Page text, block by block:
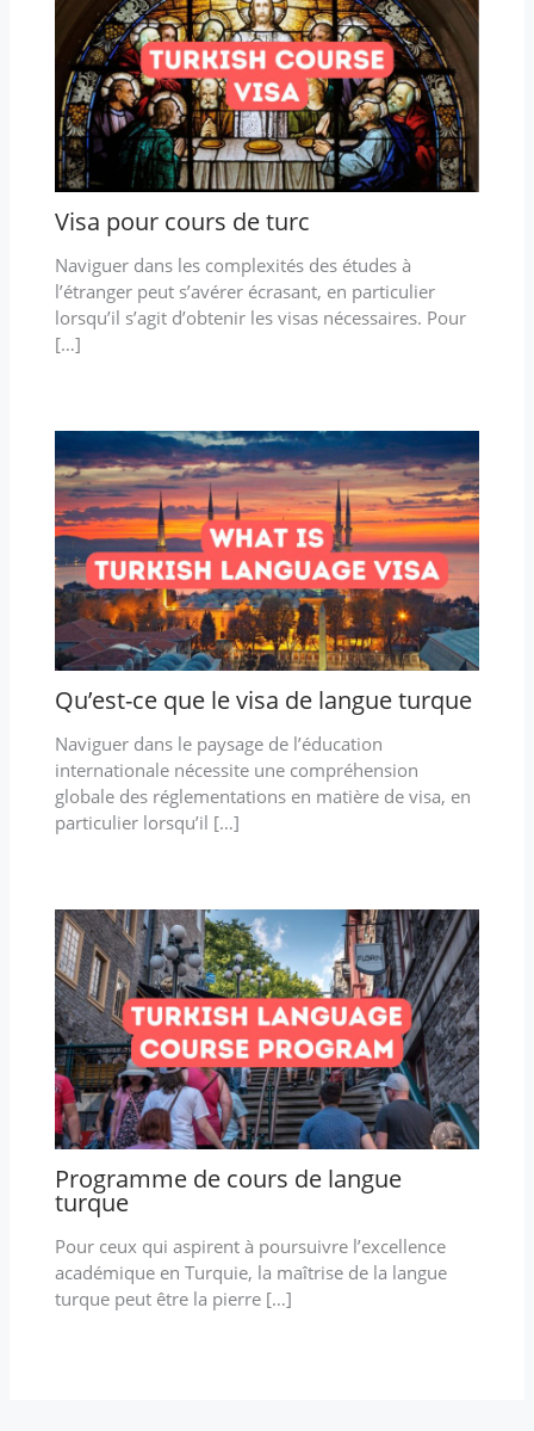
Visa pour cours de turc
Naviguer dans les complexités des études à
l’étranger peut s’avérer écrasant, en particulier
lorsqu’il s’agit d’obtenir les visas nécessaires. Pour
[…]
Qu’est-ce que le visa de langue turque
Naviguer dans le paysage de l’éducation
internationale nécessite une compréhension
globale des réglementations en matière de visa, en
particulier lorsqu’il […]
Programme de cours de langue
turque
Pour ceux qui aspirent à poursuivre l’excellence
académique en Turquie, la maîtrise de la langue
turque peut être la pierre […]